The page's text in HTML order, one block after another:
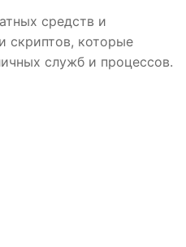
средств и
скриптов, которые
служб и процессов.